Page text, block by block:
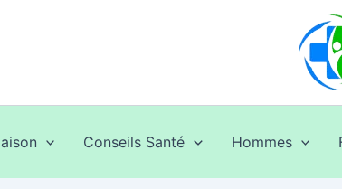
Conseils Santé Hommes